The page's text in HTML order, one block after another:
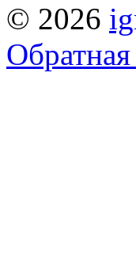
© 2026
Обратная